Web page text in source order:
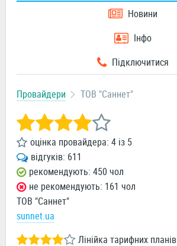
Новини
Інфо
Підключитися
Провайдери ТОВ "Саннет"
оцінка провайдера: 4 із 5
відгуків: 611
рекомендують: 450 чол
не рекомендують: 161 чол
ТОВ "Саннет"
sunnet.ua
Лінійка тарифних планів